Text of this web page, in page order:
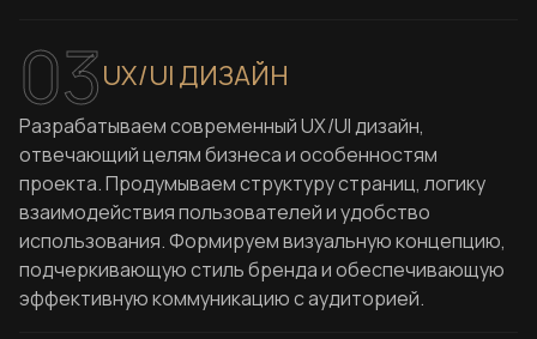
03UX/UI ДИЗАЙН
Разрабатываем современный UX/UI дизайн,
отвечающий целям бизнеса и особенностям
проекта. Продумываем структуру страниц, логику
взаимодействия пользователей и удобство
использования. Формируем визуальную концепцию,
подчеркивающую стиль бренда и обеспечивающую
эффективную коммуникацию с аудиторией.